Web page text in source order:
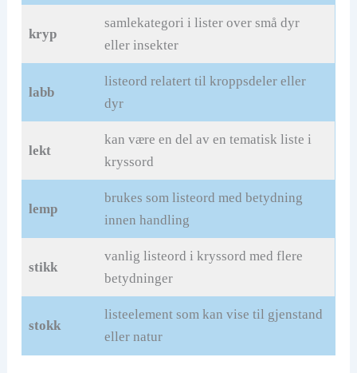
kryp
samlekategori i lister over små dyr
eller insekter
labb
listeord relatert til kroppsdeler eller
dyr
lekt
kan være en del av en tematisk liste i
kryssord
lemp
brukes som listeord med betydning
innen handling
stikk
vanlig listeord i kryssord med flere
betydninger
stokk
listeelement som kan vise til gjenstand
eller natur